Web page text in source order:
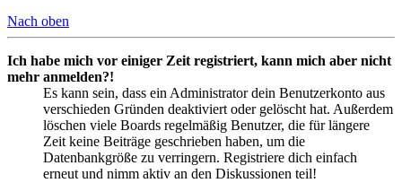
Nach oben
Ich habe mich vor einiger Zeit registriert, kann mich aber nicht
mehr anmelden?!
Es kann sein, dass ein Administrator dein Benutzerkonto aus
verschieden Gründen deaktiviert oder gelöscht hat. Außerdem
löschen viele Boards regelmäßig Benutzer, die für längere
Zeit keine Beiträge geschrieben haben, um die
Datenbankgröße zu verringern. Registriere dich einfach
erneut und nimm aktiv an den Diskussionen teil!